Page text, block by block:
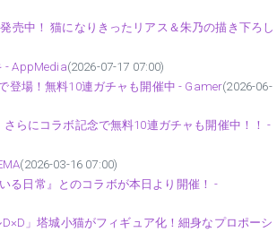
売中！ 猫になりきったリアス＆朱乃の描き下ろし
- AppMedia(2026-07-17 07:00)
登場！無料10連ガチャも開催中 - Gamer(2026-06-
さらにコラボ記念で無料10連ガチャも開催中！！ -
(2026-03-16 07:00)
る日常』とのコラボが本日より開催！ -
」塔城小猫がフィギュア化！細身なプロポーシ